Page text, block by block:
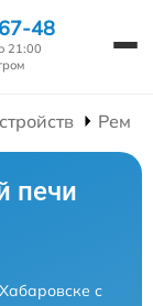
48
21:00
печи
с